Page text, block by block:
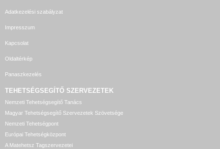
Adatkezelési szabályzat
Impresszum
Kapcsolat
Oldaltérkép
Panaszkezelés
TEHETSÉGSEGÍTŐ SZERVEZETEK
Nemzeti Tehetségsegítő Tanács
Magyar Tehetségsegítő Szervezetek Szövetsége
Nemzeti Tehetségpont
Európai Tehetségközpont
A Matehetsz Tagszervezetei